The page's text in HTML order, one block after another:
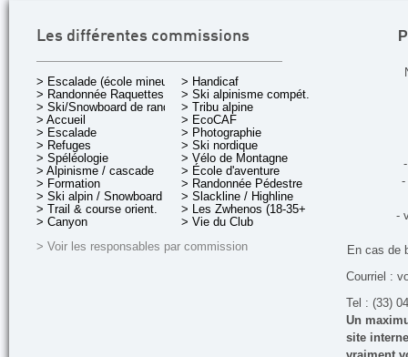
Les différentes commissions
> Escalade (école mineurs)
> Randonnée Raquettes
> Ski/Snowboard de rando.
> Accueil
> Escalade
> Refuges
> Spéléologie
> Alpinisme / cascade
> Formation
> Ski alpin / Snowboard
> Trail & course orient.
> Canyon
> Handicaf
> Ski alpinisme compét.
> Tribu alpine
> EcoCAF
> Photographie
> Ski nordique
> Vélo de Montagne
> École d'aventure
> Randonnée Pédestre
> Slackline / Highline
> Les Zwhenos (18-35+ ans)
> Vie du Club
> Voir les responsables par commission
-
-
En cas de
Courriel :
Tel : (33)
Un
site